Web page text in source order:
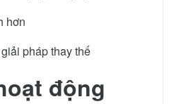
hơn
pháp thay thế
động